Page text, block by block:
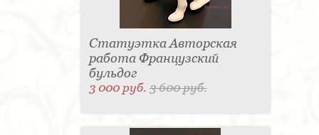
Статуэтка Авторская
работа Французский
бульдог
3 000 руб.3 600 руб.